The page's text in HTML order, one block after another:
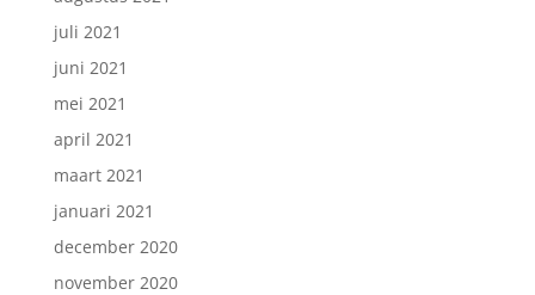
juli 2021
juni 2021
mei 2021
april 2021
maart 2021
januari 2021
december 2020
november 2020